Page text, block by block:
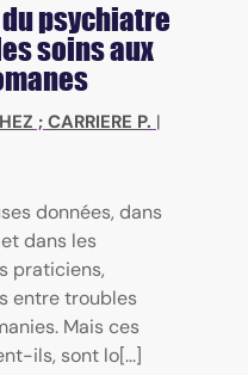
psychiatre
soins aux
; CARRIERE P. |
données, dans
dans les
praticiens,
entre troubles
Mais ces
ils, sont lo[...]